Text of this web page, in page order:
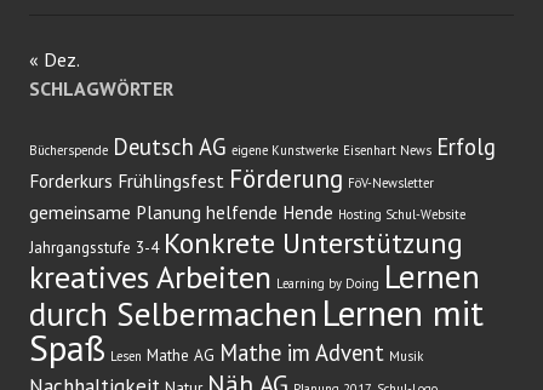
« Dez.
SCHLAGWÖRTER
Bücherspende Deutsch AG eigene Kunstwerke Eisenhart News Erfolg
Forderkurs Frühlingsfest Förderung FöV-Newsletter
gemeinsame Planung helfende Hende Hosting Schul-Website
Jahrgangsstufe 3-4 Konkrete Unterstützung
kreatives Arbeiten Learning by Doing Lernen
durch Selbermachen Lernen mit
Spaß Lesen Mathe AG Mathe im Advent Musik